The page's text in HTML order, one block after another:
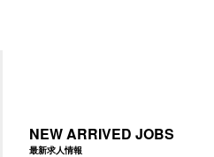
NEW ARRIVED JOBS
最新求人情報